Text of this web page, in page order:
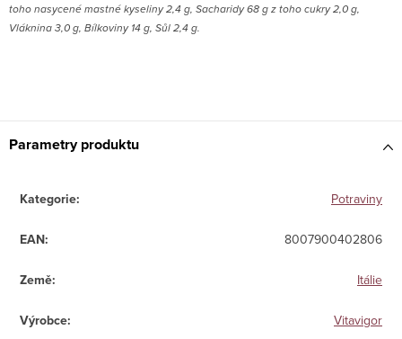
toho nasycené mastné kyseliny 2,4 g, Sacharidy 68 g z toho cukry 2,0 g,
Vláknina 3,0 g, Bílkoviny 14 g, Sůl 2,4 g.
Parametry produktu
Kategorie: Potraviny
EAN: 8007900402806
Země: Itálie
Výrobce: Vitavigor